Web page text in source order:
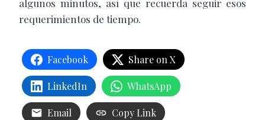
algunos minutos, así que recuerda seguir esos
requerimientos de tiempo.
Facebook Share on X
LinkedIn WhatsApp
Email Copy Link